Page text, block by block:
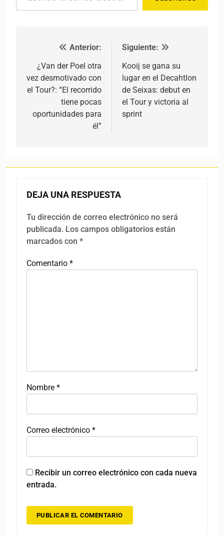
Navegación de entradas
Anterior:
¿Van der Poel otra
vez desmotivado con
el Tour?: “El recorrido
tiene pocas
oportunidades para
él”
Siguiente:
Kooij se gana su
lugar en el Decahtlon
de Seixas: debut en
el Tour y victoria al
sprint
DEJA UNA RESPUESTA
Tu dirección de correo electrónico no será
publicada. Los campos obligatorios están
marcados con *
Comentario *
Nombre *
Correo electrónico *
Recibir un correo electrónico con cada nueva
entrada.